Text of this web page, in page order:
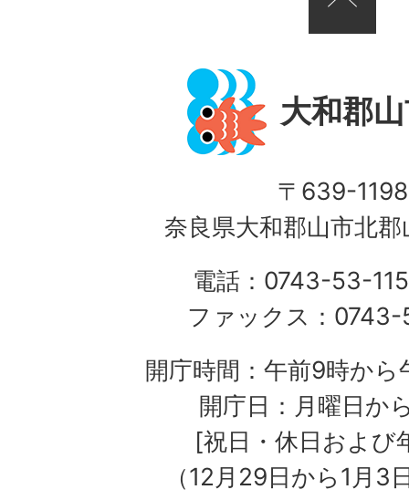
大和郡
〒639-1198
奈良県大和郡山市北
電話：0743-53-
ファックス：
開庁時間：午前9時か
開庁日：月曜日か
[祝日・休日および
（12月29日から1月3